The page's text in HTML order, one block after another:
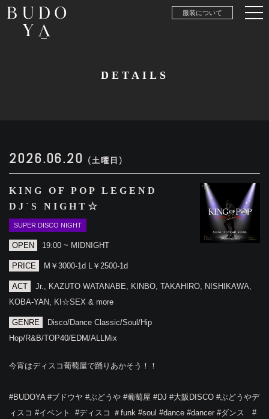
服装について
DETAILS
2026.06.20 (土曜日)
KING OF POP LEGEND
DJ`S NIGHT☆
SUPER DISCO NIGHT
OPEN 19:00 ~ MIDNIGHT
PRICE M￥3000-1d L￥2500-1d
ACT
Jr., KAZUTO WATANABE, KINBO, TAKAHIRO, NISHIKAWA,
KOBA-YAN, KI☆SEX & more
GENRE
Disco/Dance Classic/Soul/Hip
Hop/R&B/TOP40/EDM/ALLMix
今宵はディスコ葡萄屋で踊りあかそう！！
#BUDOYA #ブドウヤ #ぶどうや #葡萄屋 #DJ‬ ‪#大阪DISCO‬ #ぶどうやデ
ィスコ‪ ‪#イベント‬ ‪‬ ‪#ディスコ‬ ‪‬＃funk‬ ‪#soul‬ ‪#dance‬ ‪#dancer‬ ‪#ダンス‬ #